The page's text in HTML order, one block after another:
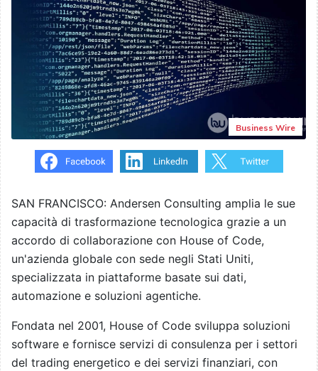
Business Wire
SAN FRANCISCO: Andersen Consulting amplia le sue
capacità di trasformazione tecnologica grazie a un
accordo di collaborazione con House of Code,
un'azienda globale con sede negli Stati Uniti,
specializzata in piattaforme basate sui dati,
automazione e soluzioni agentiche.
Fondata nel 2001, House of Code sviluppa soluzioni
software e fornisce servizi di consulenza per i settori
del trading energetico e dei servizi finanziari, con